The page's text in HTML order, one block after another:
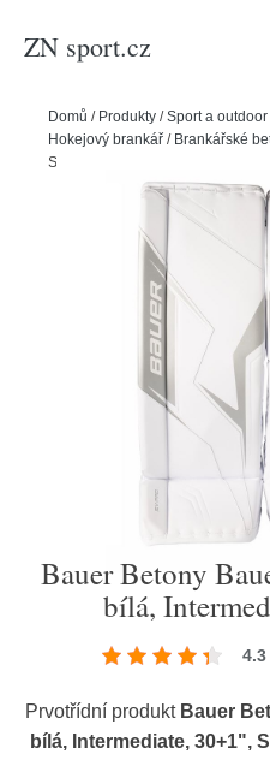
ZN sport.cz
Domů / Produkty /Sport a outdoor
Hokejový brankář / Brankářské
S25 INT, bílá, Intermediate, 30+1",
Bauer Betony
bílá,
4.3
Prvotřídní produkt Bauer
bílá, Intermediate, 30+1", S